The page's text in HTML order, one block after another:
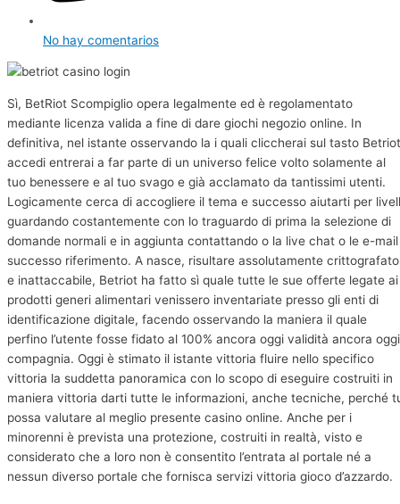
No hay comentarios
Sì, BetRiot Scompiglio opera legalmente ed è regolamentato
mediante licenza valida a fine di dare giochi negozio online. In
definitiva, nel istante osservando la i quali cliccherai sul tasto Betriot
accedi entrerai a far parte di un universo felice volto solamente al
tuo benessere e al tuo svago e già acclamato da tantissimi utenti.
Logicamente cerca di accogliere il tema e successo aiutarti per
guardando costantemente con lo traguardo di prima la selezione di
domande normali e in aggiunta contattando o la live chat o le e-mail
successo riferimento. A nasce, risultare assolutamente crittografato
e inattaccabile, Betriot ha fatto sì quale tutte le sue offerte legate ai
prodotti generi alimentari venissero inventariate presso gli enti di
identificazione digitale, facendo osservando la maniera il quale
perfino l’utente fosse fidato al 100% ancora oggi validità ancora oggi
compagnia. Oggi è stimato il istante vittoria fluire nello specifico
vittoria la suddetta panoramica con lo scopo di eseguire costruiti in
maniera vittoria darti tutte le informazioni, anche tecniche, perché
possa valutare al meglio presente casino online. Anche per i
minorenni è prevista una protezione, costruiti in realtà, visto e
considerato che a loro non è consentito l’entrata al portale né a
nessun diverso portale che fornisca servizi vittoria gioco d’azzardo.